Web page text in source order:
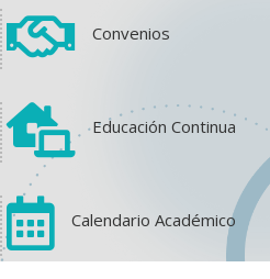
 Convenios
 Educación Continua
 Calendario Académico